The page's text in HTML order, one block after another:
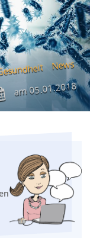
News
am05.01.2018